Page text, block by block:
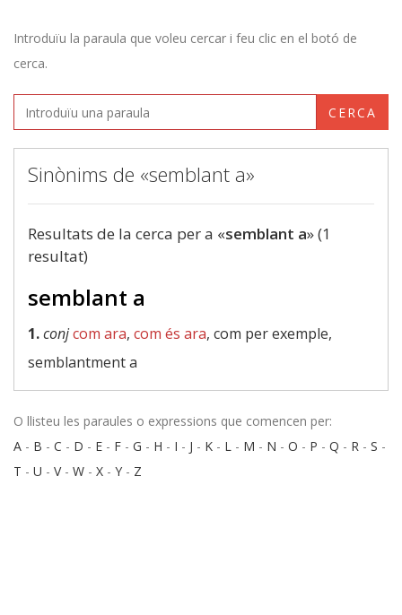
Introduïu la paraula que voleu cercar i feu clic en el botó de
cerca.
CERCA
Sinònims de «semblant a»
Resultats de la cerca per a «semblant a» (1
resultat)
semblant a
1.conjcom ara, com és ara, com per exemple,
semblantment a
O llisteu les paraules o expressions que comencen per:
A - B - C - D - E - F - G - H - I - J - K - L - M - N - O - P - Q - R - S -
T - U - V- W - X - Y - Z